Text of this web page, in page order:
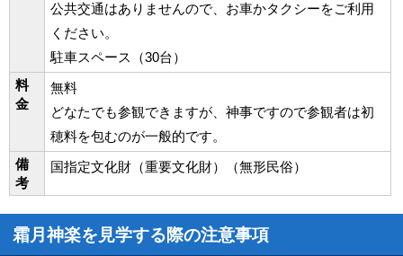
公共交通はありませんので、お車かタクシーをご利用
ください。
駐車スペース（30台）
料
金
無料
どなたでも参観できますが、神事ですので参観者は初
穂料を包むのが一般的です。
備
考
国指定文化財（重要文化財）（無形民俗）
霜月神楽を見学する際の注意事項